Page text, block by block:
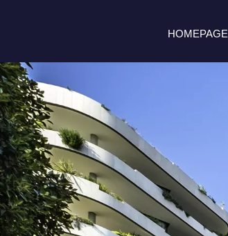
HOMEPAGE